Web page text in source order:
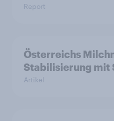
Report
Österreichs
Stabilisierung mit
Artikel